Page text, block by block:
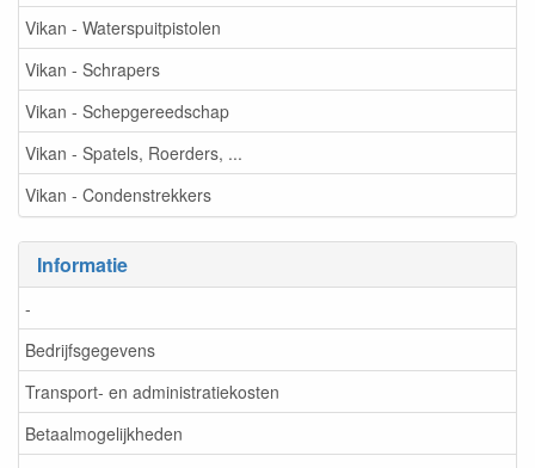
Vikan - Waterspuitpistolen
Vikan - Schrapers
Vikan - Schepgereedschap
Vikan - Spatels, Roerders, ...
Vikan - Condenstrekkers
Informatie
-
Bedrijfsgegevens
Transport- en administratiekosten
Betaalmogelijkheden